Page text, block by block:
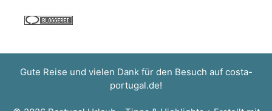
Gute Reise und vielen Dank für den Besuch auf costa-
portugal.de!